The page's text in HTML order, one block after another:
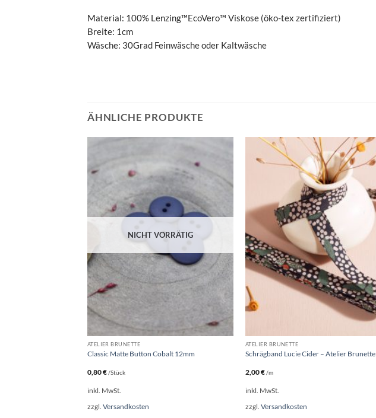
Material: 100% Lenzing™️EcoVero™️ Viskose (öko-tex zertifiziert)
Breite: 1cm
Wäsche: 30Grad Feinwäsche oder Kaltwäsche
ÄHNLICHE PRODUKTE
NICHT VORRÄTIG
ATELIER BRUNETTE
Classic Matte Button Cobalt 12mm
0,80€ /Stück
inkl. MwSt.
zzgl. Versandkosten
ATELIER BRUNETTE
Schrägband Lucie Cider – Atelier Brunette
2,00€/m
inkl. MwSt.
zzgl.Versandkosten